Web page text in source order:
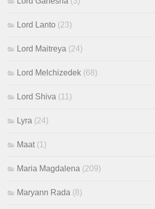
Lord Lanto (23)
Lord Maitreya (24)
Lord Melchizedek (68)
Lord Shiva (11)
Lyra (24)
Maat (1)
Maria Magdalena (209)
Maryann Rada (8)